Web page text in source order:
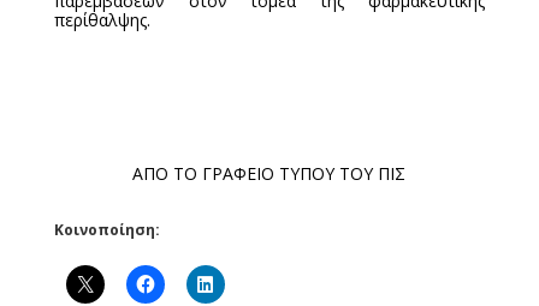
περίθαλψης.
ΑΠΟ ΤΟ ΓΡΑΦΕΙΟ ΤΥΠΟΥ ΤΟΥ ΠΙΣ
Κοινοποίηση: